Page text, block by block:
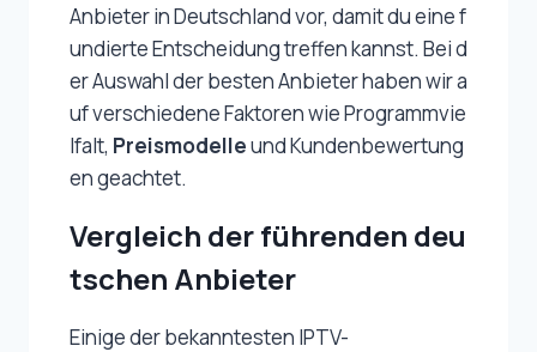
Anbieter in Deutschland vor, damit du eine f
undierte Entscheidung treffen kannst. Bei d
er Auswahl der besten Anbieter haben wir a
uf verschiedene Faktoren wie Programmvie
lfalt, Preismodelleund Kundenbewertung
en geachtet.
Vergleich der führenden deu
tschen Anbieter
Einige der bekanntesten IPTV-